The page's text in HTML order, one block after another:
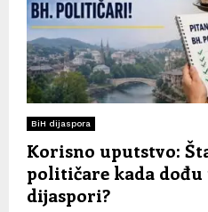
BiH dijaspora
Korisno uputstvo:
političare kada dođu
dijaspori?